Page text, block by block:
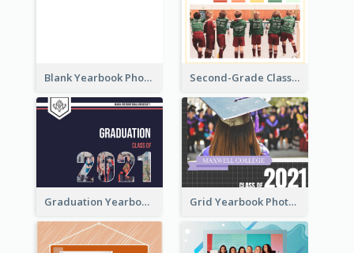
Blank Yearbook Photo Book Second-Grade Class Yearbook Photo Book
Graduation Yearbook Photo Book Grid Yearbook Photo Book